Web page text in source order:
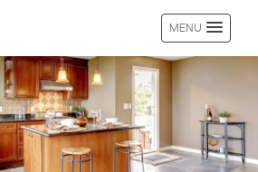
MENU